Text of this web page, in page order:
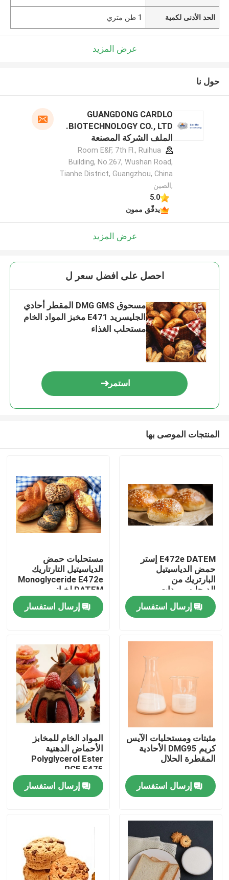
منزل
منتجات
عرض الواقع الافتراضي
معلومات عنا
جولة في المعمل
رقابة جودة
اطلب اقتباس
الحد الأدنى لكمية 1 طن متري
عرض المزيد
حول نا
GUANGDONG CARDLO
BIOTECHNOLOGY CO., LTD.
الملف الشركة المصنعة
Room E&F, 7th Fl., Ruihua
Building, No.267, Wushan Road,
Tianhe District, Guangzhou, China
,الصين
5.0
يدقّق ممون
عرض المزيد
احصل على افضل سعر ل
مسحوق DMG GMS المقطر أحادي
الجليسريد E471 مخبز المواد الخام
مستحلب الغذاء
استمر
المنتجات الموصى بها
E472e DATEM إستر
حمض الدياسيتيل
البارتريك من
الديجليسيريدات
إرسال استفسار
مستحلبات حمض
الدياسيتيل التارتاريك
Monoglyceride E472e
DATEM لخباز
إرسال استفسار
مثبتات ومستحلبات الآيس
كريم DMG95 الأحادية
المقطرة الحلال
إرسال استفسار
المواد الخام للمخابز
الأحماض الدهنية
Polyglycerol Ester
PGE E475
إرسال استفسار